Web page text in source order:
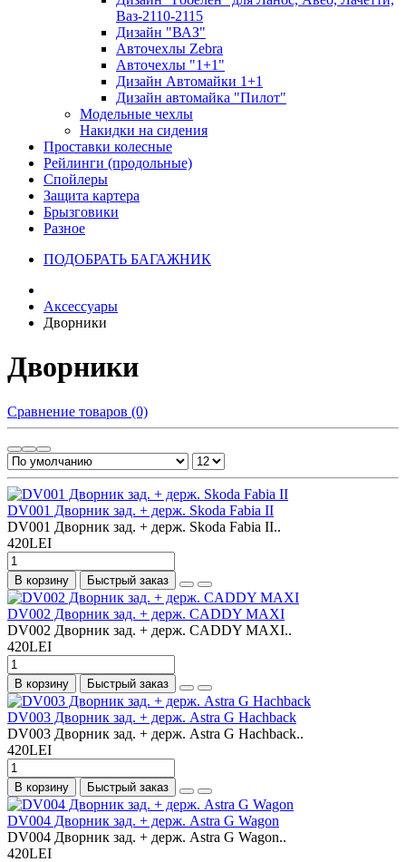
Ваз-2110-2115
Дизайн "ВАЗ"
Авточехлы Zebra
Авточехлы "1+1"
Дизайн Автомайки 1+1
Дизайн автомайка "Пилот"
Модельные чехлы
Накидки на сидения
Проставки колесные
Рейлинги (продольные)
Спойлеры
Защита картера
Брызговики
Разное
ПОДОБРАТЬ БАГАЖНИК
Аксессуары
Дворники
Дворники
Сравнение товаров (0)
DV001 Дворник зад. + держ. Skoda Fabia II
DV001 Дворник зад. + держ. Skoda Fabia II..
420LEI
В корзину Быстрый заказ
DV002 Дворник зад. + держ. CADDY MAXI
DV002 Дворник зад. + держ. CADDY MAXI..
420LEI
В корзину Быстрый заказ
DV003 Дворник зад. + держ. Astra G Hachback
DV003 Дворник зад. + держ. Astra G Hachback..
420LEI
В корзину Быстрый заказ
DV004 Дворник зад. + держ. Astra G Wagon
DV004 Дворник зад. + держ. Astra G Wagon..
420LEI